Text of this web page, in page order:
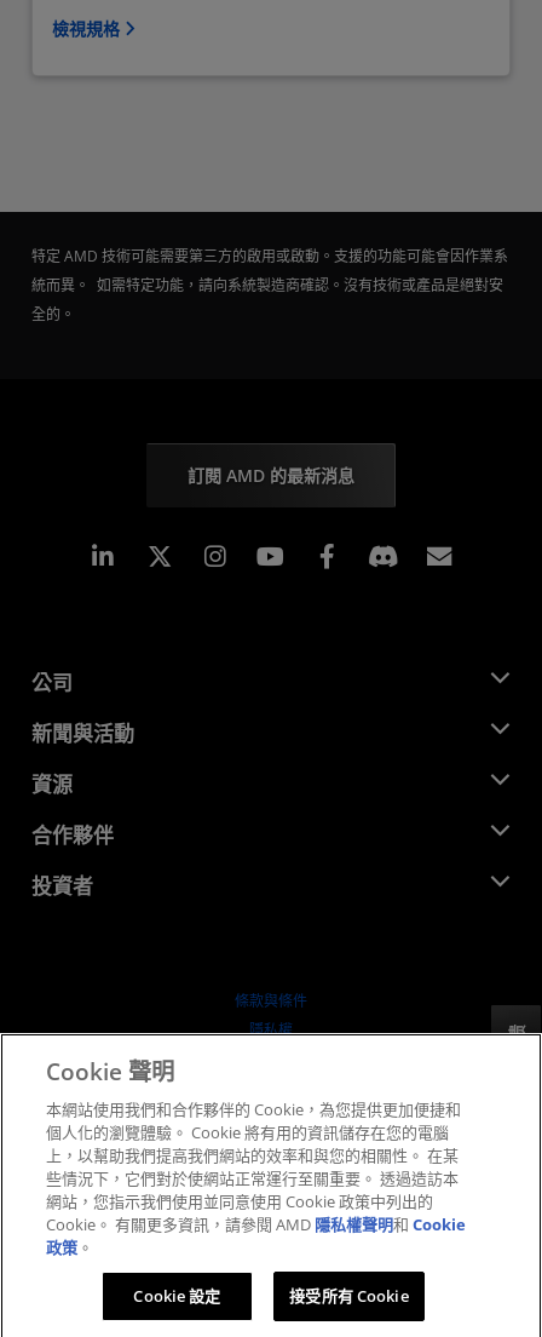
檢視規格
特定 AMD 技術可能需要第三方的啟用或啟動。支援的功能可能會因作業系
統而異。 如需特定功能，請向系統製造商確認。沒有技術或產品是絕對安
全的。
訂閱 AMD 的最新消息
Linkedin Instagram Facebook
公司
關於 AMD
企業責任
招聘
聯絡我們
新聞與活動
新聞室
媒體庫
資源
開發者中心
案例研究
合作夥伴
AMD 合作夥伴中心
投資者
行情走勢
條款與條件
隱私權
公平公開競爭
英國稅務策略
Cookie 政策
Cookie 設定
反馈
Cookie 聲明
本網站使用我們和合作夥伴的 Cookie，為您提供更加便捷和
個人化的瀏覽體驗。 Cookie 將有用的資訊儲存在您的電腦
上，以幫助我們提高我們網站的效率和與您的相關性。 在某
些情況下，它們對於使網站正常運行至關重要。 透過造訪本
網站，您指示我們使用並同意使用 Cookie 政策中列出的
Cookie。 有關更多資訊，請參閱 AMD 隱私權聲明和Cookie
政策 。
Cookie 設定 接受所有 Cookie